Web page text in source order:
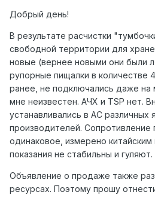
Добрый день!
В результате расчистки
свободной территории для
новые (вернее новыми они были
рупорные пищалки в количестве
ранее, не подключались даже на
мне неизвестен. АЧХ и TSP нет.
устанавливались в АС различных
производителей. Сопротивление
одинаковое, измерено
показания не стабильны и гуляют.
Объявление о продаже также
ресурсах. Поэтому прошу